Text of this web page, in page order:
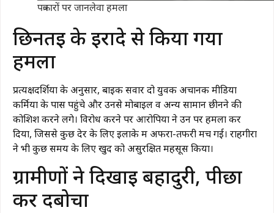
पत्रकारों पर जानलेवा हमला
छिनतई के इरादे से किया गया
हमला
प्रत्यक्षदर्शियों के अनुसार, बाइक सवार दो युवक अचानक मीडिया
कर्मियों के पास पहुंचे और उनसे मोबाइल व अन्य सामान छीनने की
कोशिश करने लगे। विरोध करने पर आरोपियों ने उन पर हमला कर
दिया, जिससे कुछ देर के लिए इलाके में अफरा-तफरी मच गई। राहगीरों
ने भी कुछ समय के लिए खुद को असुरक्षित महसूस किया।
ग्रामीणों ने दिखाई बहादुरी, पीछा
कर दबोचा